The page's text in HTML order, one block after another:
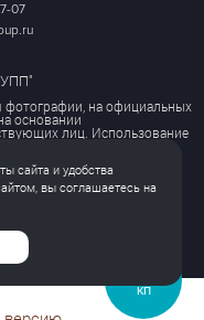
07
на официальных
основании
лиц. Использование
данных
данных
КП
сайта и удобства
вы соглашаетесь на